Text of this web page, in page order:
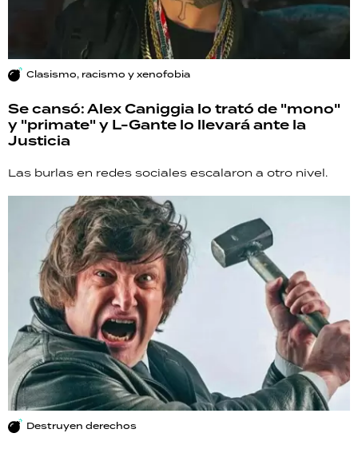
Clasismo, racismo y xenofobia
Se cansó: Alex Caniggia lo trató de "mono"
y "primate" y L-Gante lo llevará ante la
Justicia
Las burlas en redes sociales escalaron a otro nivel.
Destruyen derechos